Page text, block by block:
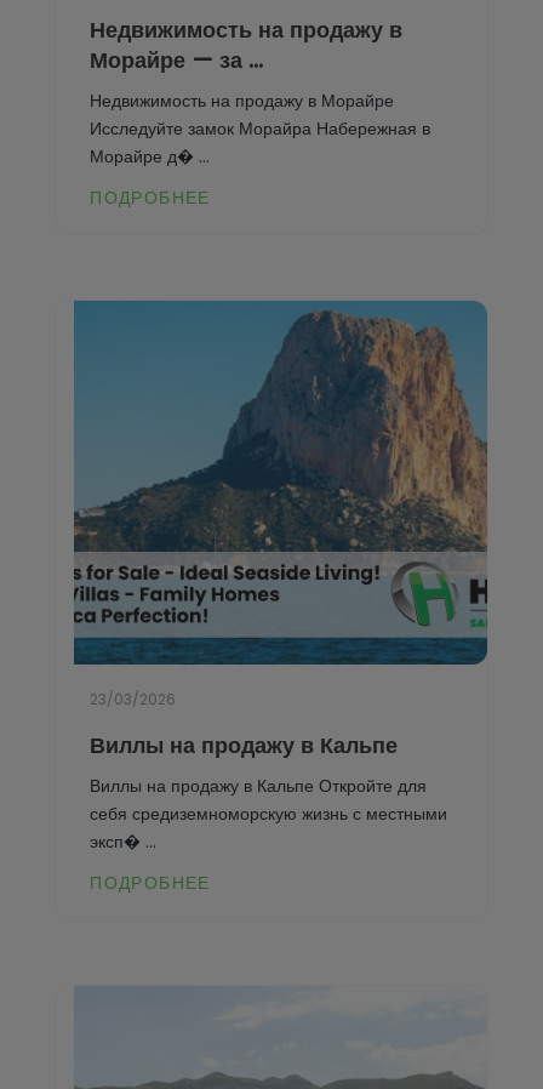
Недвижимость на продажу в
Морайре — за ...
Недвижимость на продажу в Морайре
Исследуйте замок Морайра Набережная в
Морайре д� ...
ПОДРОБНЕЕ
23/03/2026
Виллы на продажу в Кальпе
Виллы на продажу в Кальпе Откройте для
себя средиземноморскую жизнь с местными
эксп� ...
ПОДРОБНЕЕ